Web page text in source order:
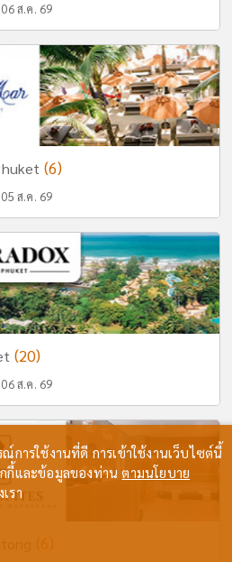
ส.ค. 69
(6)
ส.ค. 69
(20)
ส.ค. 69
(6)
การใช้งานที่ดี การเข้าใช้งานเว็บไซต์นี้
กกี้และข้อมูลของท่านตามนโยบาย
รา